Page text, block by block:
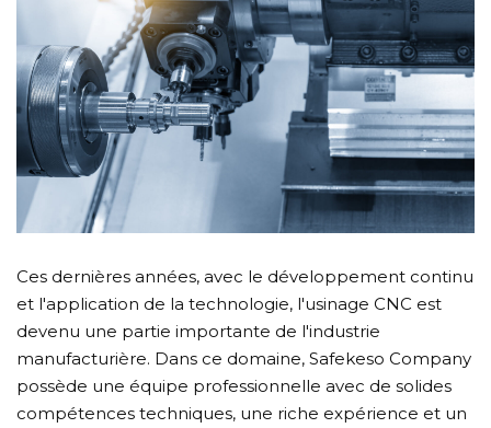
Ces dernières années, avec le développement continu
et l'application de la technologie, l'usinage CNC est
devenu une partie importante de l'industrie
manufacturière. Dans ce domaine, Safekeso Company
possède une équipe professionnelle avec de solides
compétences techniques, une riche expérience et un